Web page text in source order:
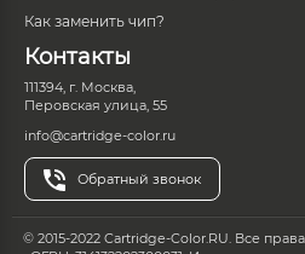
Как заменить чип?
Контакты
111394, г. Москва,
Перовская улица, 55
info@cartridge-color.ru
Обратный звонок
© 2015-2022 Cartridge-Color.RU. Все